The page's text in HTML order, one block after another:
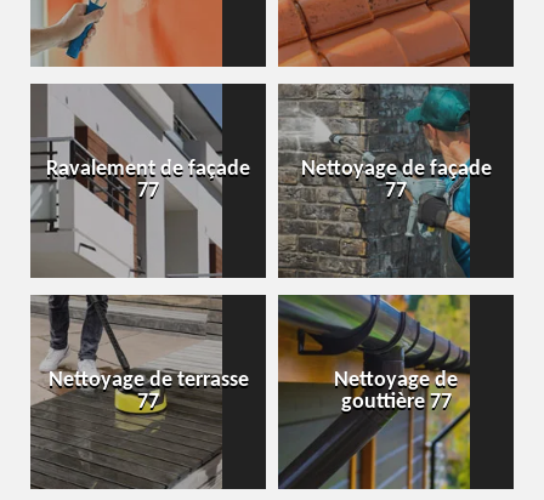
Ravalement de façade
77
Nettoyage de façade
77
Nettoyage de terrasse
77
Nettoyage de
gouttière 77